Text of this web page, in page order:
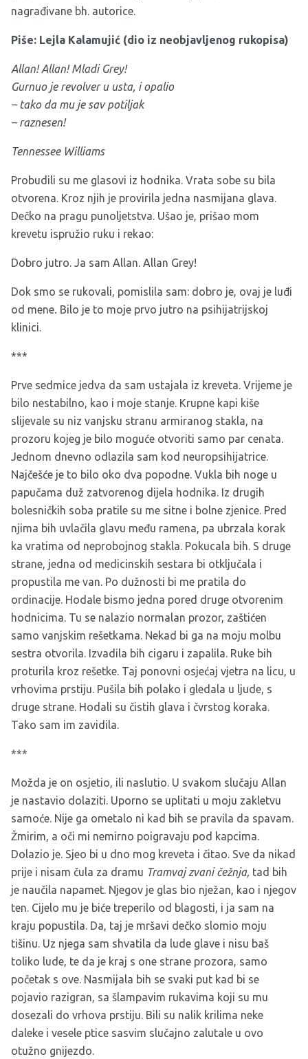
nagrađivane bh. autorice.
Piše: Lejla Kalamujić (dio iz neobjavljenog rukopisa)
Allan! Allan! Mladi Grey!
Gurnuo je revolver u usta, i opalio
– tako da mu je sav potiljak
– raznesen!
Tennessee Williams
Probudili su me glasovi iz hodnika. Vrata sobe su bila
otvorena. Kroz njih je provirila jedna nasmijana glava.
Dečko na pragu punoljetstva. Ušao je, prišao mom
krevetu ispružio ruku i rekao:
Dobro jutro. Ja sam Allan. Allan Grey!
Dok smo se rukovali, pomislila sam: dobro je, ovaj je luđi
od mene. Bilo je to moje prvo jutro na psihijatrijskoj
klinici.
***
Prve sedmice jedva da sam ustajala iz kreveta. Vrijeme je
bilo nestabilno, kao i moje stanje. Krupne kapi kiše
slijevale su niz vanjsku stranu armiranog stakla, na
prozoru kojeg je bilo moguće otvoriti samo par cenata.
Jednom dnevno odlazila sam kod neuropsihijatrice.
Najčešće je to bilo oko dva popodne. Vukla bih noge u
papučama duž zatvorenog dijela hodnika. Iz drugih
bolesničkih soba pratile su me sitne i bolne zjenice. Pred
njima bih uvlačila glavu među ramena, pa ubrzala korak
ka vratima od neprobojnog stakla. Pokucala bih. S druge
strane, jedna od medicinskih sestara bi otključala i
propustila me van. Po dužnosti bi me pratila do
ordinacije. Hodale bismo jedna pored druge otvorenim
hodnicima. Tu se nalazio normalan prozor, zaštićen
samo vanjskim rešetkama. Nekad bi ga na moju molbu
sestra otvorila. Izvadila bih cigaru i zapalila. Ruke bih
proturila kroz rešetke. Taj ponovni osjećaj vjetra na licu, u
vrhovima prstiju. Pušila bih polako i gledala u ljude, s
druge strane. Hodali su čistih glava i čvrstog koraka.
Tako sam im zavidila.
***
Možda je on osjetio, ili naslutio. U svakom slučaju Allan
je nastavio dolaziti. Uporno se uplitati u moju zakletvu
samoće. Nije ga ometalo ni kad bih se pravila da spavam.
Žmirim, a oči mi nemirno poigravaju pod kapcima.
Dolazio je. Sjeo bi u dno mog kreveta i čitao. Sve da nikad
prije i nisam čula za dramu Tramvaj zvani čežnja, tad bih
je naučila napamet. Njegov je glas bio nježan, kao i njegov
ten. Cijelo mu je biće treperilo od blagosti, i ja sam na
kraju popustila. Da, taj je mršavi dečko slomio moju
tišinu. Uz njega sam shvatila da lude glave i nisu baš
toliko lude, te da je kraj s one strane prozora, samo
početak s ove. Nasmijala bih se svaki put kad bi se
pojavio razigran, sa šlampavim rukavima koji su mu
dosezali do vrhova prstiju. Bili su nalik krilima neke
daleke i vesele ptice sasvim slučajno zalutale u ovo
otužno gnijezdo.